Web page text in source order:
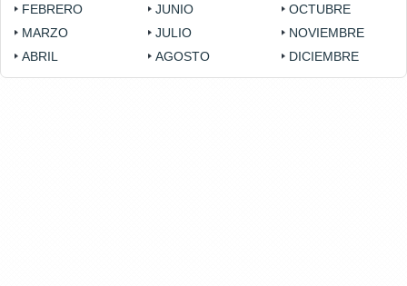
FEBRERO
MARZO
ABRIL
JUNIO
JULIO
AGOSTO
OCTUBRE
NOVIEMBRE
DICIEMBRE